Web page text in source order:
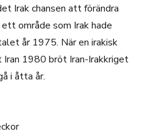
Irak chansen att förändra
område som Irak hade
år 1975. När en irakisk
Iran 1980 bröt Iran-Irakkriget
i åtta år.